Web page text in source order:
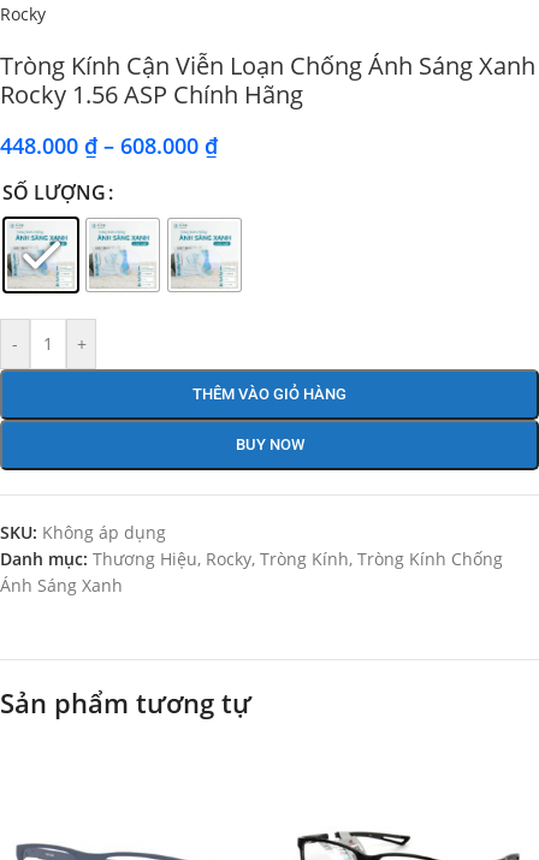
Rocky
Tròng Kính Cận Viễn Loạn Chống Ánh Sáng Xanh
Rocky 1.56 ASP Chính Hãng
448.000 ₫ – 608.000 ₫
SỐ LƯỢNG
- +
THÊM VÀO GIỎ HÀNG
BUY NOW
SKU: Không áp dụng
Danh mục: Thương Hiệu, Rocky, Tròng Kính, Tròng Kính Chống
Ánh Sáng Xanh
Sản phẩm tương tự